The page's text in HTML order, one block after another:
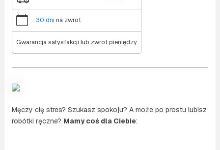
30 dni na zwrot
Gwarancja satysfakcji lub zwrot pieniędzy
Męczy cię stres? Szukasz spokoju? A może po prostu lubisz
robótki ręczne? Mamy coś dla Ciebie: